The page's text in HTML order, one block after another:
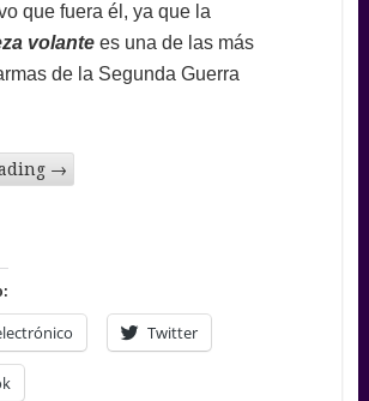
que fuera él, ya que la
volantees una de las más
de la Segunda Guerra
→
Twitter